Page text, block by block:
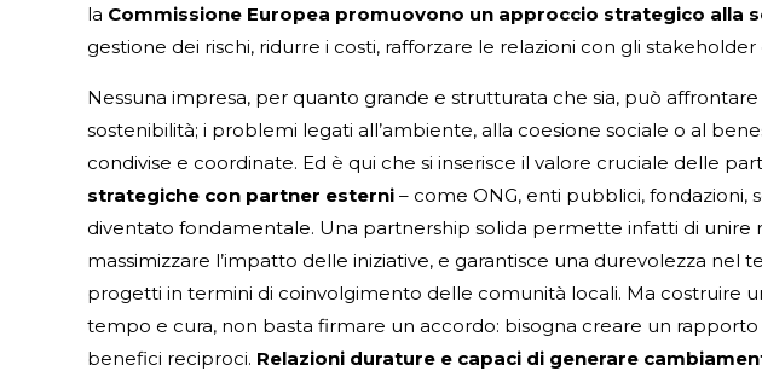
la Commissione Europea promuovono un approccio strategico alla
gestione dei rischi, ridurre i costi, rafforzare le relazioni con gli stakeholder
Nessuna impresa, per quanto grande e strutturata che sia, può
sostenibilità; i problemi legati all’ambiente, alla coesione sociale o al
condivise e coordinate. Ed è qui che si inserisce il valore cruciale delle
strategiche con partner esterni – come ONG, enti pubblici, fondazioni,
diventato fondamentale. Una partnership solida permette infatti di unire
massimizzare l’impatto delle iniziative, e garantisce una durevolezza nel
progetti in termini di coinvolgimento delle comunità locali. Ma costruire
tempo e cura, non basta firmare un accordo: bisogna creare un
benefici reciproci. Relazioni durature e capaci di generare